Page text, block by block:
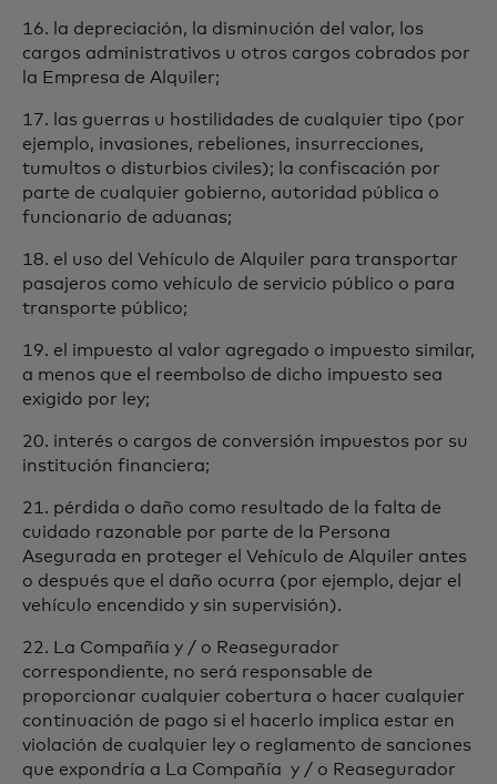
16. la depreciación, la disminución del valor, los
cargos administrativos u otros cargos cobrados por
la Empresa de Alquiler;
17. las guerras u hostilidades de cualquier tipo (por
ejemplo, invasiones, rebeliones, insurrecciones,
tumultos o disturbios civiles); la confiscación por
parte de cualquier gobierno, autoridad pública o
funcionario de aduanas;
18. el uso del Vehículo de Alquiler para transportar
pasajeros como vehículo de servicio público o para
transporte público;
19. el impuesto al valor agregado o impuesto similar,
a menos que el reembolso de dicho impuesto sea
exigido por ley;
20. interés o cargos de conversión impuestos por su
institución financiera;
21. pérdida o daño como resultado de la falta de
cuidado razonable por parte de la Persona
Asegurada en proteger el Vehículo de Alquiler antes
o después que el daño ocurra (por ejemplo, dejar el
vehículo encendido y sin supervisión).
22. La Compañía y / o Reasegurador
correspondiente, no será responsable de
proporcionar cualquier cobertura o hacer cualquier
continuación de pago si el hacerlo implica estar en
violación de cualquier ley o reglamento de sanciones
que expondría a La Compañía y / o Reasegurador